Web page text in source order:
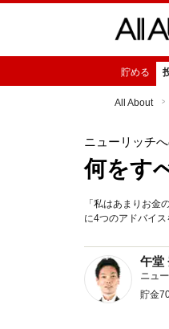
貯める
All About
ニューリッチ
何をす
「私はあまりお
に4つのアドバイス
午堂
ニュ
貯金